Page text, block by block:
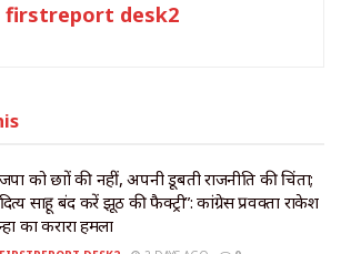
firstreport desk2
को छात्रों की नहीं, अपनी डूबती राजनीति की चिंता;
साहू बंद करें झूठ की फैक्ट्री”: कांग्रेस प्रवक्ता राकेश
का करारा हमला